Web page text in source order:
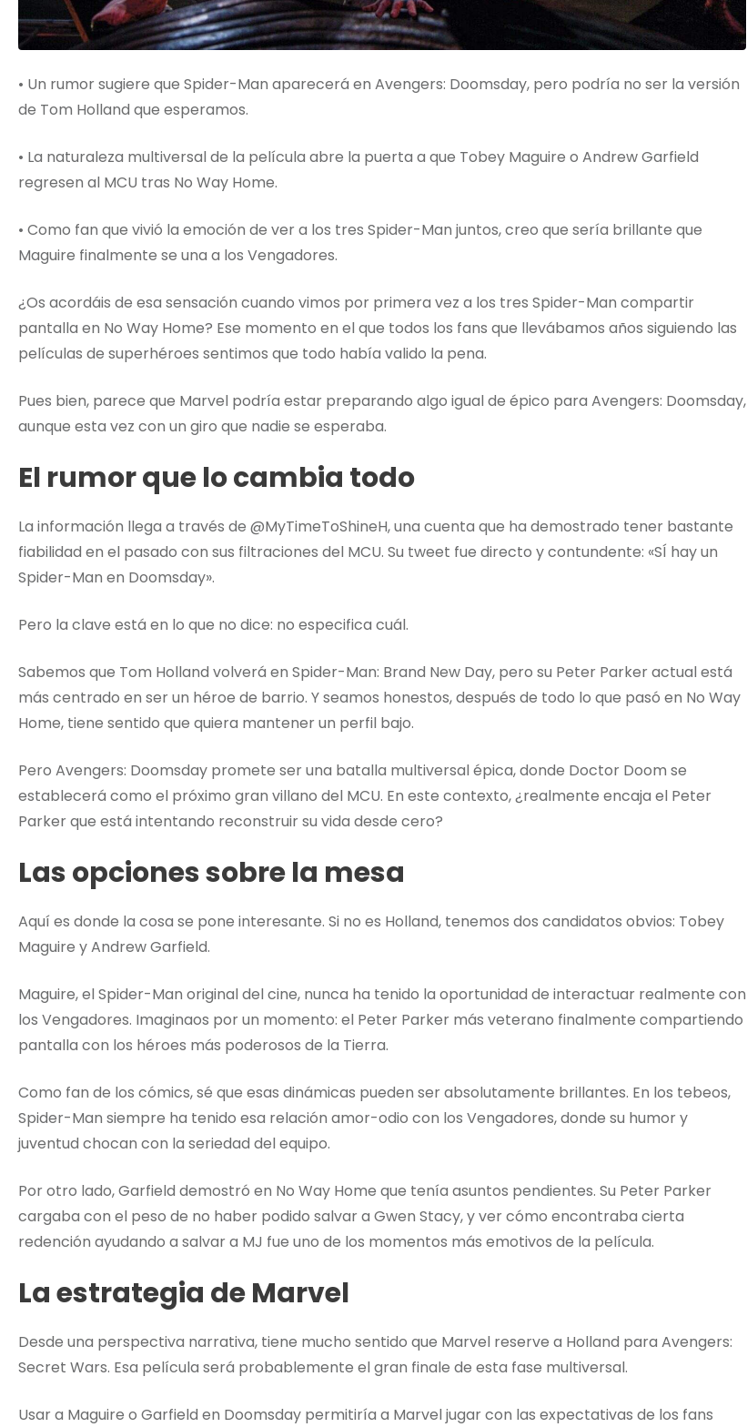
• Un rumor sugiere que Spider-Man aparecerá en Avengers: Doomsday, pero podría no ser la versión
de Tom Holland que esperamos.
• La naturaleza multiversal de la película abre la puerta a que Tobey Maguire o Andrew Garfield
regresen al MCU tras No Way Home.
• Como fan que vivió la emoción de ver a los tres Spider-Man juntos, creo que sería brillante que
Maguire finalmente se una a los Vengadores.
¿Os acordáis de esa sensación cuando vimos por primera vez a los tres Spider-Man compartir
pantalla en No Way Home? Ese momento en el que todos los fans que llevábamos años siguiendo las
películas de superhéroes sentimos que todo había valido la pena.
Pues bien, parece que Marvel podría estar preparando algo igual de épico para Avengers: Doomsday,
aunque esta vez con un giro que nadie se esperaba.
El rumor que lo cambia todo
La información llega a través de @MyTimeToShineH, una cuenta que ha demostrado tener bastante
fiabilidad en el pasado con sus filtraciones del MCU. Su tweet fue directo y contundente: «SÍ hay un
Spider-Man en Doomsday».
Pero la clave está en lo que no dice: no especifica cuál.
Sabemos que Tom Holland volverá en Spider-Man: Brand New Day, pero su Peter Parker actual está
más centrado en ser un héroe de barrio. Y seamos honestos, después de todo lo que pasó en No Way
Home, tiene sentido que quiera mantener un perfil bajo.
Pero Avengers: Doomsday promete ser una batalla multiversal épica, donde Doctor Doom se
establecerá como el próximo gran villano del MCU. En este contexto, ¿realmente encaja el Peter
Parker que está intentando reconstruir su vida desde cero?
Las opciones sobre la mesa
Aquí es donde la cosa se pone interesante. Si no es Holland, tenemos dos candidatos obvios: Tobey
Maguire y Andrew Garfield.
Maguire, el Spider-Man original del cine, nunca ha tenido la oportunidad de interactuar realmente con
los Vengadores. Imaginaos por un momento: el Peter Parker más veterano finalmente compartiendo
pantalla con los héroes más poderosos de la Tierra.
Como fan de los cómics, sé que esas dinámicas pueden ser absolutamente brillantes. En los tebeos,
Spider-Man siempre ha tenido esa relación amor-odio con los Vengadores, donde su humor y
juventud chocan con la seriedad del equipo.
Por otro lado, Garfield demostró en No Way Home que tenía asuntos pendientes. Su Peter Parker
cargaba con el peso de no haber podido salvar a Gwen Stacy, y ver cómo encontraba cierta
redención ayudando a salvar a MJ fue uno de los momentos más emotivos de la película.
La estrategia de Marvel
Desde una perspectiva narrativa, tiene mucho sentido que Marvel reserve a Holland para Avengers:
Secret Wars. Esa película será probablemente el gran finale de esta fase multiversal.
Usar a Maguire o Garfield en Doomsday permitiría a Marvel jugar con las expectativas de los fans